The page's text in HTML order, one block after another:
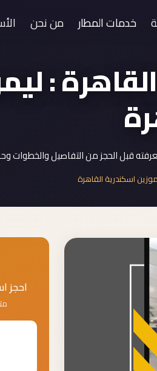
خدمات المطار من نحن
:
قبل الحجز من التفاصيل والخطوات
اسكندرية القاهرة
احجز
متاح 24/7 —